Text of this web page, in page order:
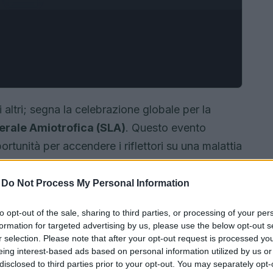
Do Not Process My Personal Information
opt-out of the sale, sharing to third parties, or processing of your
for targeted advertising by us, please use the below opt-out
selection. Please note that after your opt-out request is processed
interest-based ads based on personal information utilized by us
to third parties prior to your opt-out. You may separately
segna la celebrazione globale per la
Amiotrofica (SLA). Questo evento
per accendere i riflettori su una malattia
non solo i pazienti, ma anche i
una condizione complessa e, per questo, la
che ne è colpita sono più che mai
dall’Associazione Italiana Sclerosi
di essere ricca di eventi e attività che
Sei pronto a scoprire cosa ci riserva